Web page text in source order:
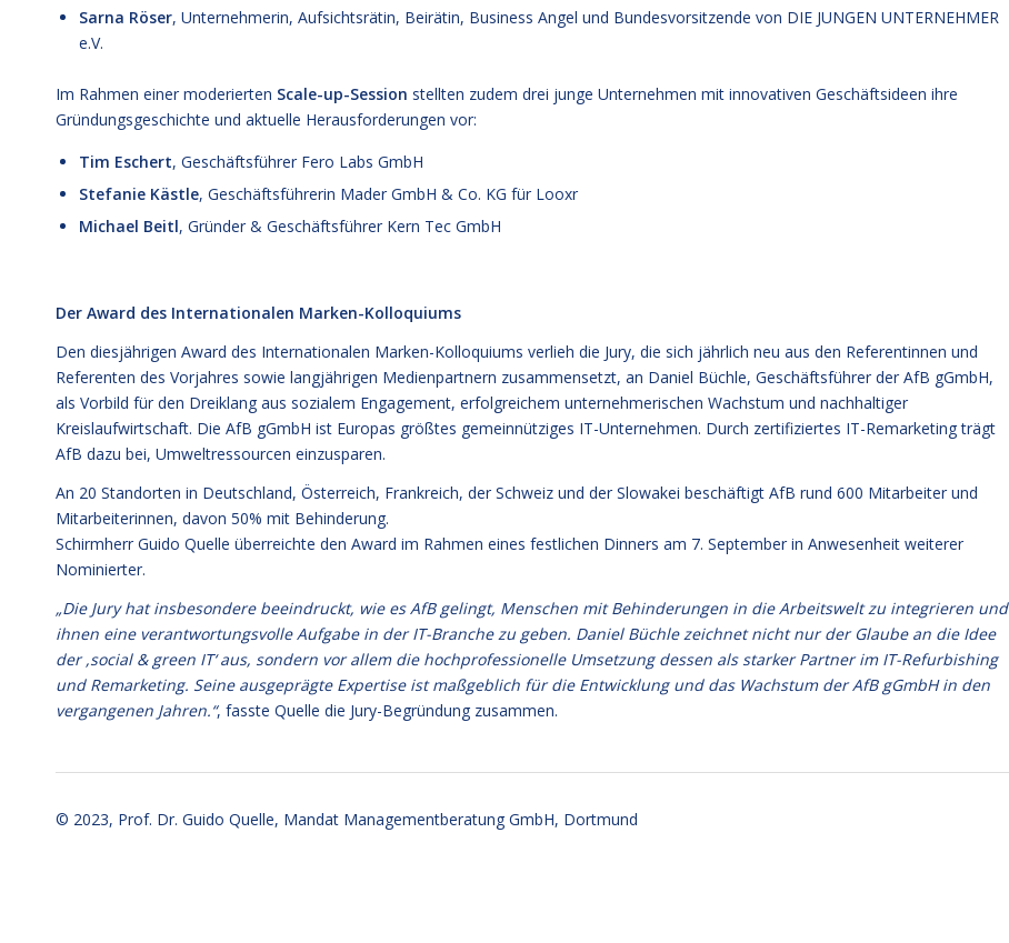
Sarna Röser, Unternehmerin, Aufsichtsrätin, Beirätin, Business Angel und Bundesvorsitzende von DIE JUNGEN UNTERNEHMER
e.V.
Im Rahmen einer moderierten Scale-up-Session stellten zudem drei junge Unternehmen mit innovativen Geschäftsideen ihre
Gründungsgeschichte und aktuelle Herausforderungen vor:
Tim Eschert, Geschäftsführer Fero Labs GmbH
Stefanie Kästle, Geschäftsführerin Mader GmbH & Co. KG für Looxr
Michael Beitl, Gründer & Geschäftsführer Kern Tec GmbH
Der Award des Internationalen Marken-Kolloquiums
Den diesjährigen Award des Internationalen Marken-Kolloquiums verlieh die Jury, die sich jährlich neu aus den Referentinnen und
Referenten des Vorjahres sowie langjährigen Medienpartnern zusammensetzt, an Daniel Büchle, Geschäftsführer der AfB gGmbH,
als Vorbild für den Dreiklang aus sozialem Engagement, erfolgreichem unternehmerischen Wachstum und nachhaltiger
Kreislaufwirtschaft. Die AfB gGmbH ist Europas größtes gemeinnütziges IT-Unternehmen. Durch zertifiziertes IT-Remarketing trägt
AfB dazu bei, Umweltressourcen einzusparen.
An 20 Standorten in Deutschland, Österreich, Frankreich, der Schweiz und der Slowakei beschäftigt AfB rund 600 Mitarbeiter und
Mitarbeiterinnen, davon 50% mit Behinderung.
Schirmherr Guido Quelle überreichte den Award im Rahmen eines festlichen Dinners am 7. September in Anwesenheit weiterer
Nominierter.
„Die Jury hat insbesondere beeindruckt, wie es AfB gelingt, Menschen mit Behinderungen in die Arbeitswelt zu integrieren und
ihnen eine verantwortungsvolle Aufgabe in der IT-Branche zu geben. Daniel Büchle zeichnet nicht nur der Glaube an die Idee
der ,social & green IT‘ aus, sondern vor allem die hochprofessionelle Umsetzung dessen als starker Partner im IT-Refurbishing
und Remarketing. Seine ausgeprägte Expertise ist maßgeblich für die Entwicklung und das Wachstum der AfB gGmbH in den
vergangenen Jahren.“, fasste Quelle die Jury-Begründung zusammen.
© 2023, Prof. Dr. Guido Quelle, Mandat Managementberatung GmbH, Dortmund